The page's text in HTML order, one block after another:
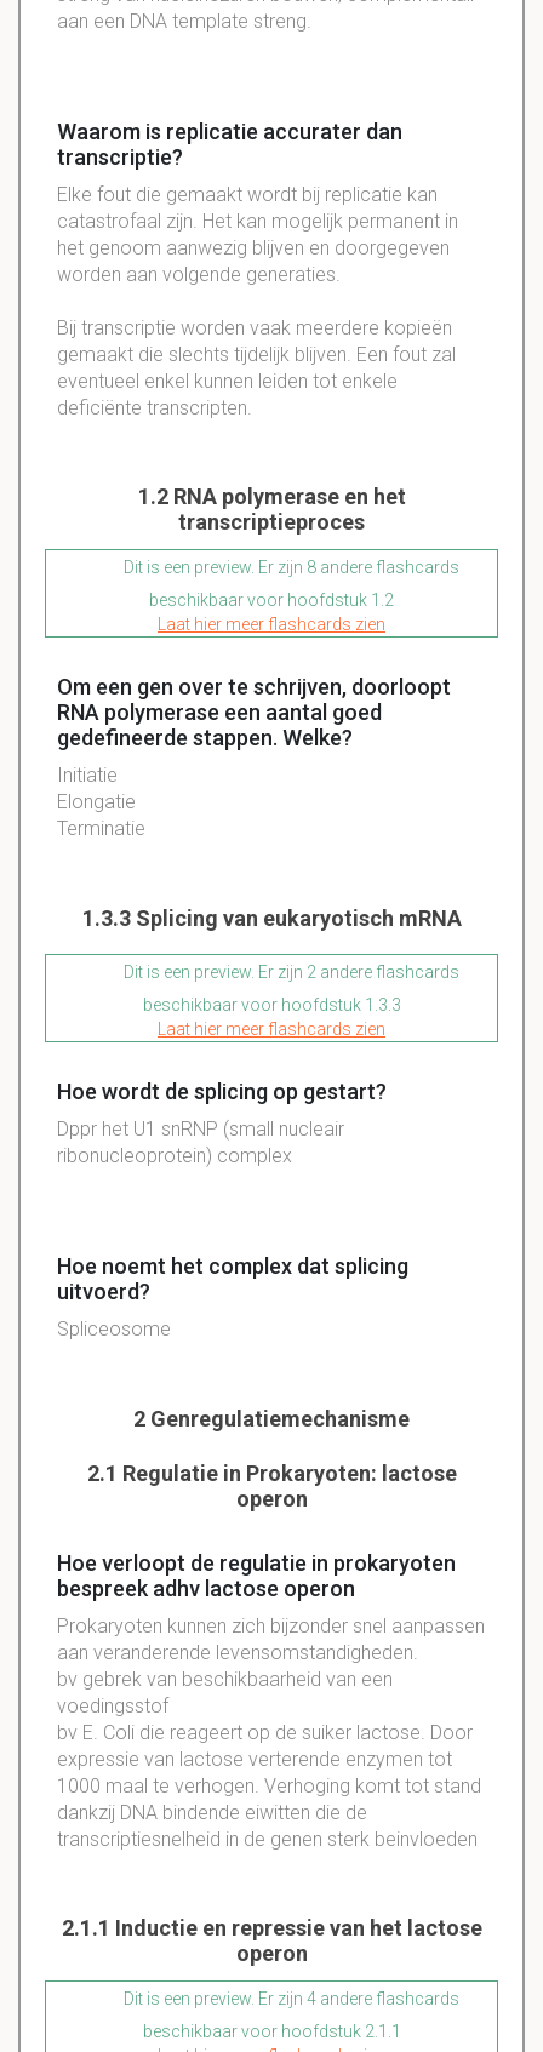
aan een DNA template streng.
Waarom is replicatie accurater dan
transcriptie?
Elke fout die gemaakt wordt bij replicatie kan
catastrofaal zijn. Het kan mogelijk permanent in
het genoom aanwezig blijven en doorgegeven
worden aan volgende generaties.
Bij transcriptie worden vaak meerdere kopieën
gemaakt die slechts tijdelijk blijven. Een fout zal
eventueel enkel kunnen leiden tot enkele
deficiënte transcripten.
1.2 RNA polymerase en het
transcriptieproces
Dit is een preview. Er zijn 8 andere flashcards
beschikbaar voor hoofdstuk 1.2
Laat hier meer flashcards zien
Om een gen over te schrijven, doorloopt
RNA polymerase een aantal goed
gedefineerde stappen. Welke?
Initiatie
Elongatie
Terminatie
1.3.3 Splicing van eukaryotisch mRNA
Dit is een preview. Er zijn 2 andere flashcards
beschikbaar voor hoofdstuk 1.3.3
Laat hier meer flashcards zien
Hoe wordt de splicing op gestart?
Dppr het U1 snRNP (small nucleair
ribonucleoprotein) complex
Hoe noemt het complex dat splicing
uitvoerd?
Spliceosome
2 Genregulatiemechanisme
2.1 Regulatie in Prokaryoten: lactose
operon
Hoe verloopt de regulatie in prokaryoten
bespreek adhv lactose operon
Prokaryoten kunnen zich bijzonder snel aanpassen
aan veranderende levensomstandigheden.
bv gebrek van beschikbaarheid van een
voedingsstof
bv E. Coli die reageert op de suiker lactose. Door
expressie van lactose verterende enzymen tot
1000 maal te verhogen. Verhoging komt tot stand
dankzij DNA bindende eiwitten die de
transcriptiesnelheid in de genen sterk beinvloeden
2.1.1 Inductie en repressie van het lactose
operon
Dit is een preview. Er zijn 4 andere flashcards
beschikbaar voor hoofdstuk 2.1.1